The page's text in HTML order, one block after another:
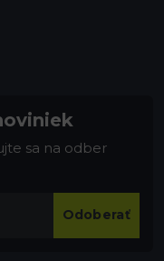
sa na odber
Odoberať